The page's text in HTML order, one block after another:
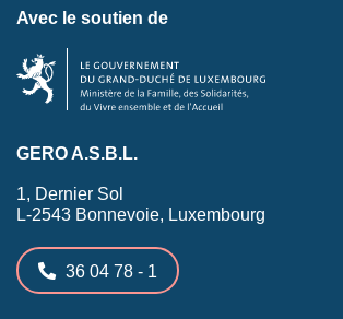
Avec le soutien de
GERO A.S.B.L.
1, Dernier Sol
L-2543 Bonnevoie, Luxembourg
36 04 78 - 1